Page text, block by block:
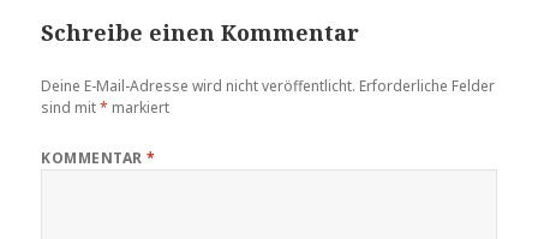
Schreibe einen Kommentar
Deine E-Mail-Adresse wird nicht veröffentlicht. Erforderliche Felder
sind mit* markiert
KOMMENTAR*